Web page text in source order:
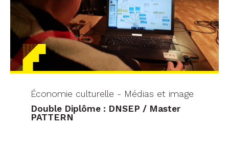
Économie culturelle - Médias et image
Double Diplôme : DNSEP / Master
PATTERN